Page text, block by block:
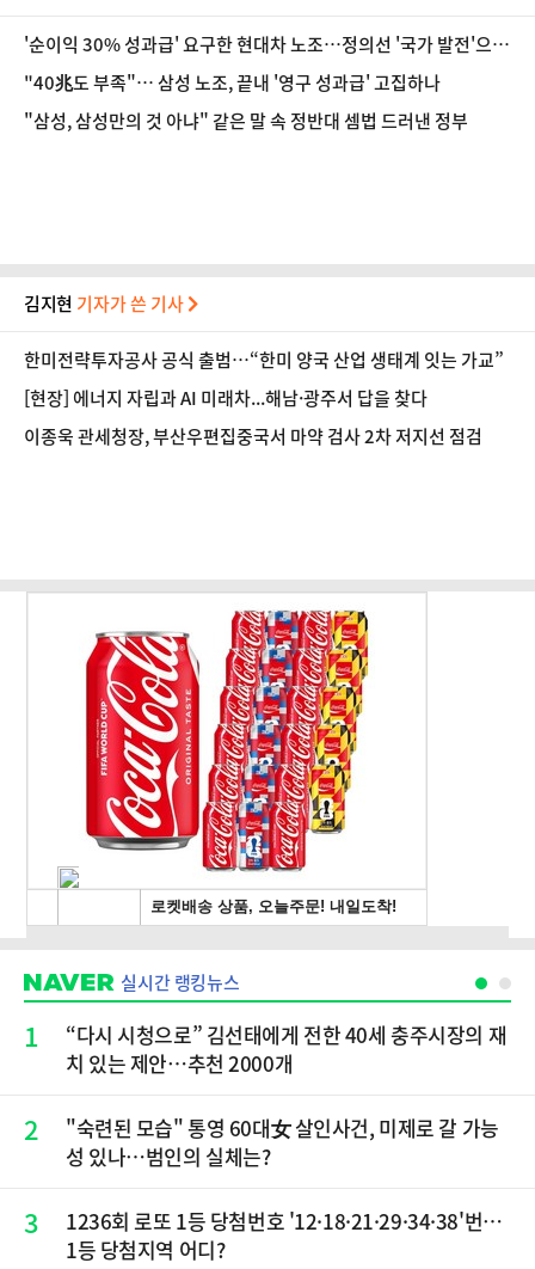
'순이익 30% 성과급' 요구한 현대차 노조…정의선 '국가 발전'으로
답했다 [인터뷰]
"40兆도 부족"… 삼성 노조, 끝내 '영구 성과급' 고집하나
"삼성, 삼성만의 것 아냐" 같은 말 속 정반대 셈법 드러낸 정부
김지현 기자가 쓴 기사
한미전략투자공사 공식 출범…“한미 양국 산업 생태계 잇는 가교”
[현장] 에너지 자립과 AI 미래차...해남·광주서 답을 찾다
이종욱 관세청장, 부산우편집중국서 마약 검사 2차 저지선 점검
실시간 랭킹뉴스
1
“다시 시청으로” 김선태에게 전한 40세 충주시장의 재
치 있는 제안…추천 2000개
2
"숙련된 모습" 통영 60대女 살인사건, 미제로 갈 가능
성 있나…범인의 실체는?
3
1236회 로또 1등 당첨번호 '12·18·21·29·34·38'번…
1등 당첨지역 어디?